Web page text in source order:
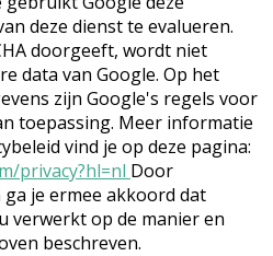
deze dienst te evalueren.
doorgeeft, wordt niet
data van Google. Op het
zijn Google's regels voor
toepassing. Meer informatie
vind je op deze pagina:
privacy?hl=nl Door
je ermee akkoord dat
verwerkt op de manier en
beschreven.